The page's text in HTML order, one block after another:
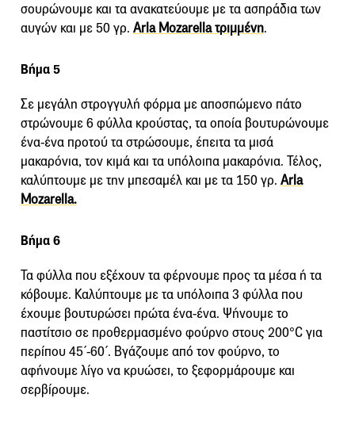
σουρώνουμε και τα ανακατεύουμε με τα ασπράδια των
αυγών και με 50 γρ. Arla Mozarella τριμμένη.
Βήμα 5
Σε μεγάλη στρογγυλή φόρμα με αποσπώμενο πάτο
στρώνουμε 6 φύλλα κρούστας, τα οποία βουτυρώνουμε
ένα-ένα προτού τα στρώσουμε, έπειτα τα μισά
μακαρόνια, τον κιμά και τα υπόλοιπα μακαρόνια. Τέλος,
καλύπτουμε με την μπεσαμέλ και με τα 150 γρ. Arla
Mozarella.
Βήμα 6
Τα φύλλα που εξέχουν τα φέρνουμε προς τα μέσα ή τα
κόβουμε. Καλύπτουμε με τα υπόλοιπα 3 φύλλα που
έχουμε βουτυρώσει πρώτα ένα-ένα. Ψήνουμε το
παστίτσιο σε προθερμασμένο φούρνο στους 200°C για
περίπου 45΄-60΄. Βγάζουμε από τον φούρνο, το
αφήνουμε λίγο να κρυώσει, το ξεφορμάρουμε και
σερβίρουμε.